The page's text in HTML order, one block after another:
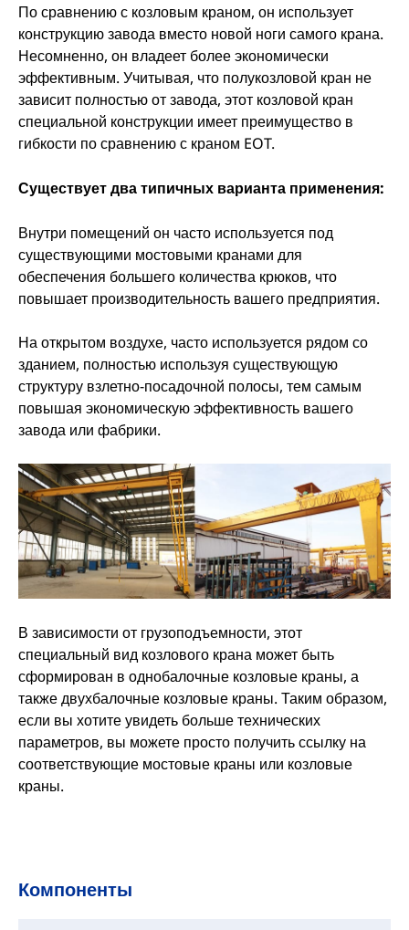
По сравнению с козловым краном, он использует
конструкцию завода вместо новой ноги самого крана.
Несомненно, он владеет более экономически
эффективным. Учитывая, что полукозловой кран не
зависит полностью от завода, этот козловой кран
специальной конструкции имеет преимущество в
гибкости по сравнению с краном EOT.
Существует два типичных варианта применения:
Внутри помещений он часто используется под
существующими мостовыми кранами для
обеспечения большего количества крюков, что
повышает производительность вашего предприятия.
На открытом воздухе, часто используется рядом со
зданием, полностью используя существующую
структуру взлетно-посадочной полосы, тем самым
повышая экономическую эффективность вашего
завода или фабрики.
В зависимости от грузоподъемности, этот
специальный вид козлового крана может быть
сформирован в однобалочные козловые краны, а
также двухбалочные козловые краны. Таким образом,
если вы хотите увидеть больше технических
параметров, вы можете просто получить ссылку на
соответствующие мостовые краны или козловые
краны.
Компоненты